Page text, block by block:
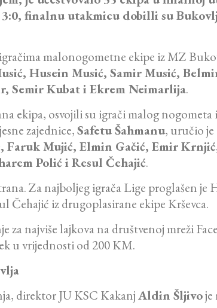
finalnu utakmicu dobilli su
malonogometne ekipe iz MZ
Husein Musić, Samir Musić,
Semir Kubat i Ekrem Neimarlija.
ekipa, osvojili su igrači malog nogometa
zajednice,Safetu Šahmanu, uručio
Faruk Mujić, Elmin Gačić, Emir
Polić i Resul Čehajić.
Za najboljeg igrača Lige proglašen je
iz drugoplasirane ekipe Krševca.
najviše lajkova na društvenoj mreži
u vrijednosti od 200 KM.
direktor JU KSC KakanjAldin Šljivoje